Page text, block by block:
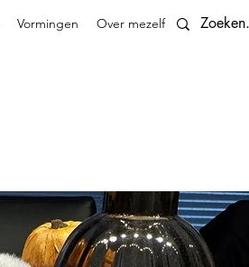
Vormingen Over mezelf Contact